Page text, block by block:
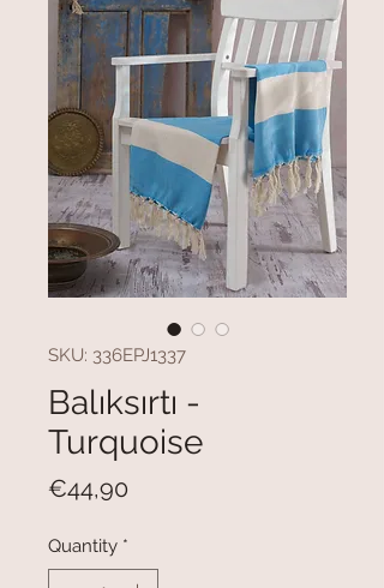
SKU: 336EPJ1337
Balıksırtı -
Turquoise
€44,90
Quantity *